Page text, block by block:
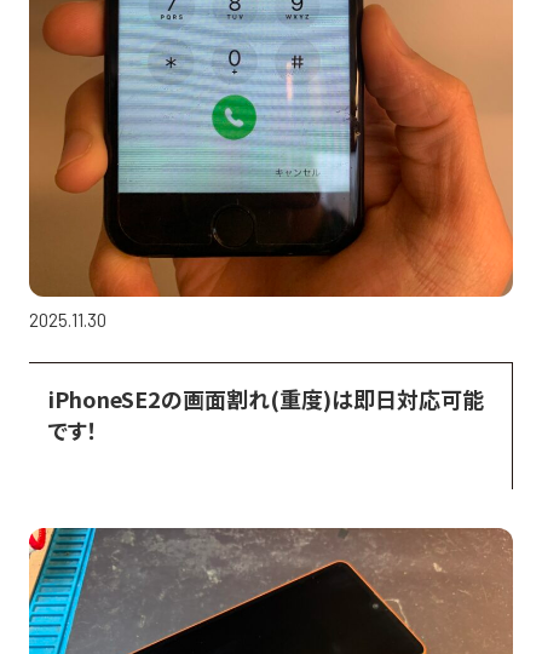
2025.11.30
iPhoneSE2の画面割れ(重度)は即日対応可能
です！